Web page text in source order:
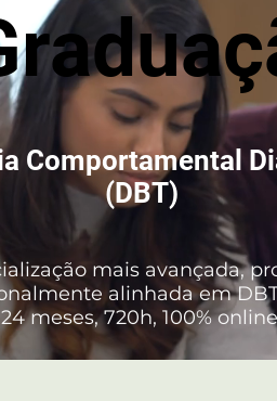
Comportamental
(DBT)
mais avançada,
alinhada em
24 meses, 720h, 100%